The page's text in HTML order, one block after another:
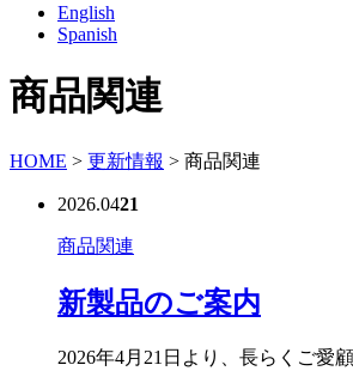
English
Spanish
商品関連
HOME > 更新情報 > 商品関連
2026.0421
商品関連
新製品のご案内
2026年4月21日より、長らくご愛